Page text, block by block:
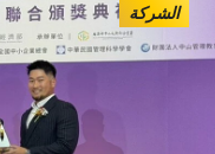
الشركة